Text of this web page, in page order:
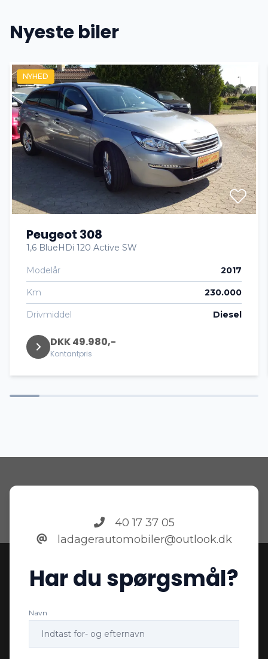
Nyeste biler
NYHED
Peugeot 308
1,6 BlueHDi 120 Active SW
Modelår 2017
Km 230.000
Drivmiddel Diesel
DKK 49.980,-
Kontantpris
40 17 37 05
ladagerautomobiler@outlook.dk
Har du spørgsmål?
Navn